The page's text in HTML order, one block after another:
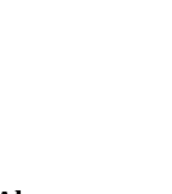
veri analizi.